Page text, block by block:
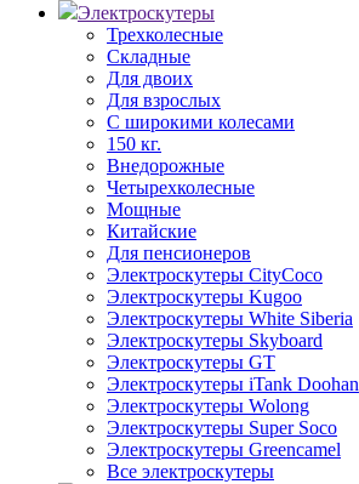
Электроскутеры
Трехколесные
Складные
Для двоих
Для взрослых
С широкими колесами
150 кг.
Внедорожные
Четырехколесные
Мощные
Китайские
Для пенсионеров
Электроскутеры CityCoco
Электроскутеры Kugoo
Электроскутеры White Siberia
Электроскутеры Skyboard
Электроскутеры GT
Электроскутеры iTank Doohan
Электроскутеры Wolong
Электроскутеры Super Soco
Электроскутеры Greencamel
Все электроскутеры